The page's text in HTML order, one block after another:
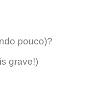
pouco)?
grave!)